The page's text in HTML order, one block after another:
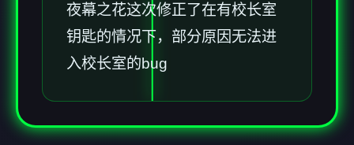
夜幕之花这次修正了在有校长室
钥匙的情况下，部分原因无法进
入校长室的bug